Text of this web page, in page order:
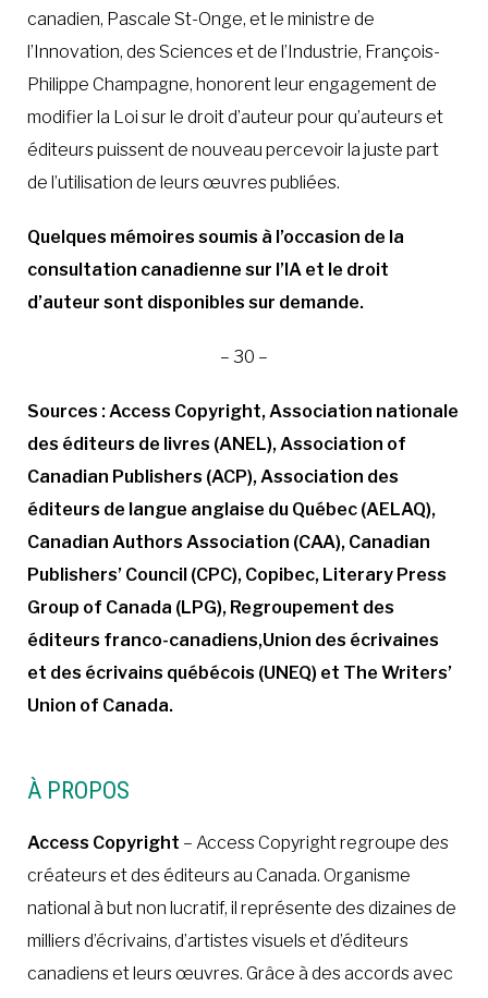
canadien, Pascale St-Onge, et le ministre de
l’Innovation, des Sciences et de l’Industrie, François-
Philippe Champagne, honorent leur engagement de
modifier la Loi sur le droit d’auteur pour qu’auteurs et
éditeurs puissent de nouveau percevoir la juste part
de l’utilisation de leurs œuvres publiées.
Quelques mémoires soumis à l’occasion de la
consultation canadienne sur l’IA et le droit
d’auteur sont disponibles sur demande.
– 30 –
Sources :Access Copyright,Association nationale
des éditeurs de livres (ANEL), Association of
Canadian Publishers (ACP), Association des
éditeurs de langue anglaise du Québec (AELAQ),
Canadian Authors Association (CAA), Canadian
Publishers’ Council (CPC), Copibec, Literary Press
Group of Canada (LPG), Regroupement des
éditeurs franco-canadiens,Union des écrivaines
et des écrivains québécois (UNEQ) et The Writers’
Union of Canada.
À PROPOS
Access Copyright – Access Copyright regroupe des
créateurs et des éditeurs au Canada. Organisme
national à but non lucratif, il représente des dizaines de
milliers d’écrivains, d’artistes visuels et d’éditeurs
canadiens et leurs œuvres. Grâce à des accords avec